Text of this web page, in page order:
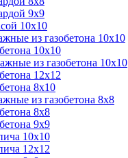
9х9
10х10
из газобетона 10х10
10х10
из газобетона 10х10
12х12
8х10
из газобетона 8х8
8х8
9х9
10х10
12х12